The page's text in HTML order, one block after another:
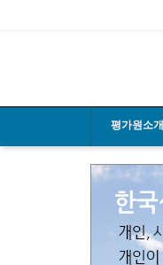
평가원소개